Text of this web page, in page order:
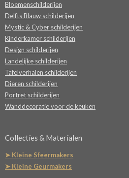
Bloemenschilderijen
Delfts Blauw schilderijen
Mystic & Cyber schilderijen
Kinderkamer schilderijen
Design schilderijen
Landelijke schilderijen
Tafelverhalen schilderijen
Dieren schilderijen
Portret schilderijen
Wanddecoratie voor de keuken
Collecties & Materialen
➤ Kleine Sfeermakers
➤ Kleine Geurmakers